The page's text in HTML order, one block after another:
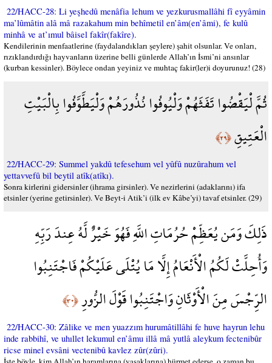
22/HACC-28: Li yeşhedû menâfia lehum ve yezkurusmallâhi fî eyyâmin
ma’lûmâtin alâ mâ razakahum min behîmetil en’âm(en’âmi), fe kulû
minhâ ve at’ımul bâisel fakîr(fakîre).
Kendilerinin menfaatlerine (faydalandıkları şeylere) şahit olsunlar. Ve onları,
rızıklandırdığı hayvanların üzerine belli günlerde Allah’ın İsmi’ni ansınlar
(kurban kessinler). Böylece ondan yeyiniz ve muhtaç fakir(ler)i doyurunuz! (28)
ثُمَّ لْيَقْضُوا تَفَثَهُمْ وَلْيُوفُوا نُذُورَهُمْ وَلْيَطَّوَّفُوا بِالْبَيْتِ
الْعَتِيقِ﴿٢٩﴾
22/HACC-29: Summel yakdû tefesehum vel yûfû nuzûrahum vel
yettavvefû bil beytil atîk(atîkı).
Sonra kirlerini gidersinler (ihrama girsinler). Ve nezirlerini (adaklarını) ifa
etsinler (yerine getirsinler). Ve Beyt-i Atik’i (ilk ev Kâbe’yi) tavaf etsinler. (29)
ذَلِكَ وَمَن يُعَظِّمْ حُرُمَاتِ اللَّهِ فَهُوَ خَيْرٌ لَّهُ عِندَ رَبِّهِ
وَأُحِلَّتْ لَكُمُ الْأَنْعَامُ إِلَّا مَا يُتْلَى عَلَيْكُمْ فَاجْتَنِبُوا
الرِّجْسَ مِنَ الْأَوْثَانِ وَاجْتَنِبُوا قَوْلَ الزُّورِ﴿٣٠﴾
22/HACC-30: Zâlike ve men yuazzım hurumâtillâhi fe huve hayrun lehu
inde rabbihî, ve uhıllet lekumul en’âmu illâ mâ yutlâ aleykum fectenibûr
ricse minel evsâni vectenibû kavlez zûr(zûri).